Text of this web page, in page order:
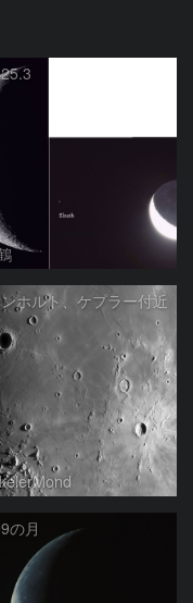
ホルト、ケプラー付近
の月